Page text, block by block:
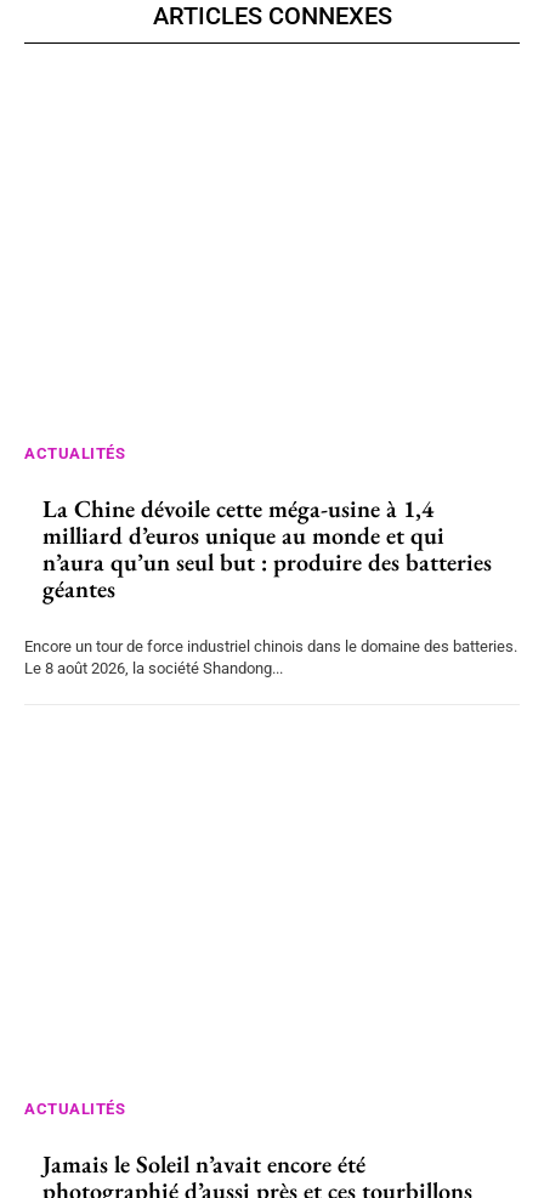
ARTICLES CONNEXES
ACTUALITÉS
La Chine dévoile cette méga-usine à 1,4
milliard d’euros unique au monde et qui
n’aura qu’un seul but : produire des batteries
géantes
Encore un tour de force industriel chinois dans le domaine des batteries.
Le 8 août 2026, la société Shandong...
ACTUALITÉS
Jamais le Soleil n’avait encore été
photographié d’aussi près et ces tourbillons